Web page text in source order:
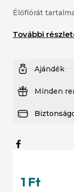
Élőflórát
További
Ajándék
Minden
1 Ft